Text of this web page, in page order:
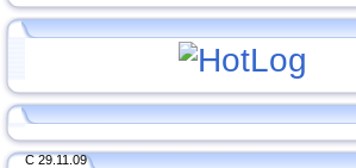
С 29.11.09